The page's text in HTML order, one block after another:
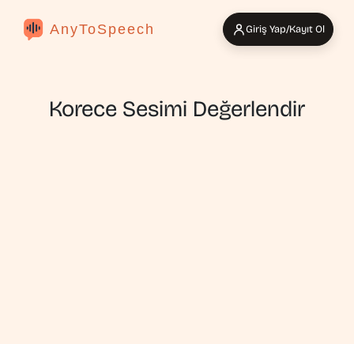
AnyToSpeech Giriş Yap/Kayıt Ol
Korece Sesimi Değerlendir